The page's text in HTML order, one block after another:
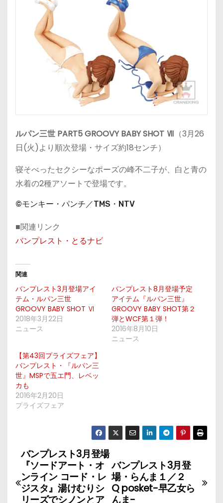
ルパン三世 PART5 GROOVY BABY SHOT Ⅶ （3月26
日(火)より順次登場・サイズ約18センチ）
寝そべったセクシーなポーズの峰不二子が、白と青の
水着の2種アソートで登場です。
©モンキー・パンチ／TMS・NTV
■関連リンク
バンプレスト・とるナビ
関連
バンプレスト3月登場アイ
テム・ルパン三世
GROOVY BABY SHOT Ⅵ
2018年3月22日
ニュース
バンプレスト8月登場予定
アイテム『ルパン三世』
GROOVY BABY SHOT第２
弾とWCF第１弾！
2016年8月10日
ニュース
【第43回プライズフェア】
バンプレスト・『ルパン三
世』MSPで五エ門、レベッ
カも
2016年2月20日
プライズフェア
投
稿
バンプレスト3月登
場・らんま１／２
Q posket-早乙女ら
んま-
バンプレスト3月登場
『ソードアート・オ
ンライン コード・レ
ジスタ』湯けむりシ
リーズでシノンとア